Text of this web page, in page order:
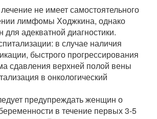
не имеет самостоятельного
лимфомы Ходжкина, однако
адекватной диагностики.
в случае наличия
быстрого прогрессирования
сдавления верхней полой вены
в онкологический
предупреждать женщин о
в течение первых 3-5